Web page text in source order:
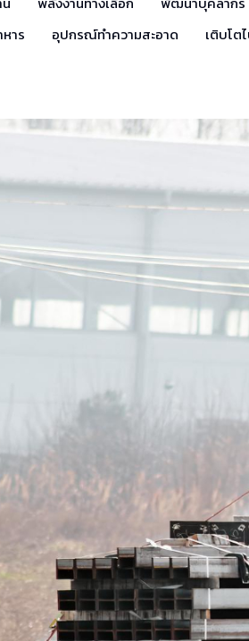
าร
อุปกรณ์ทำความสะอาด เติบโต